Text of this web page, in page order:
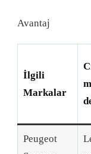
Avantaj
İlgili
Markalar
Peugeot